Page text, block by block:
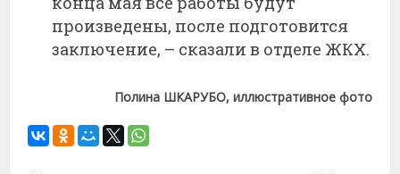
произведены, после подготовится
заключение, – сказали в отделе ЖКХ.
Полина ШКАРУБО, иллюстративное фото